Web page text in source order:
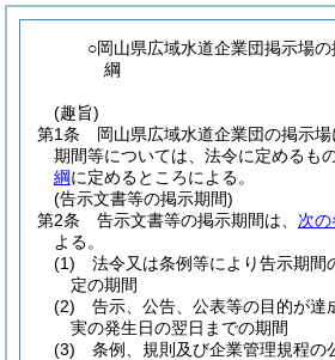
○岡山県広域水道企業団掲示場
綱
(趣旨)
第1条
岡山県広域水道企業団の掲示
期間等については、法令に定めるも
綱に定めるところによる。
(告示文書等の掲示期間)
第2条
告示文書等の掲示期間は、 次
よる。
(1)
法令又は条例等により告示期
定の期間
(2)
告示、公告、公表等の目的が
実の発生日の翌日までの期間
(3)
条例、規則及び企業管理規程の